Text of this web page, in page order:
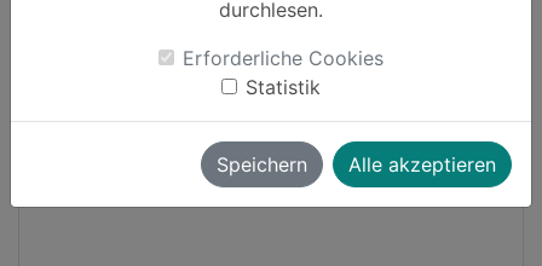
durchlesen.
Erforderliche Cookies
Statistik
Speichern Alle akzeptieren